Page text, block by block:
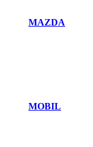
MAZDA
MOBIL